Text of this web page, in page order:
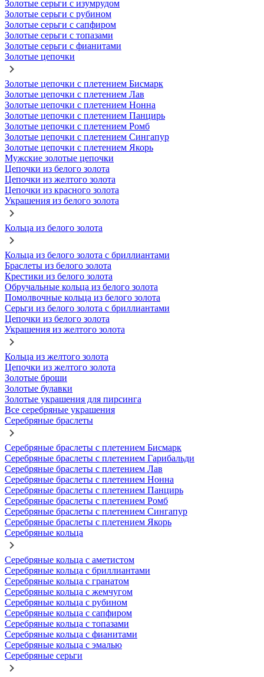
Золотые серьги с изумрудом
Золотые серьги с рубином
Золотые серьги с сапфиром
Золотые серьги с топазами
Золотые серьги с фианитами
Золотые цепочки
Золотые цепочки с плетением Бисмарк
Золотые цепочки с плетением Лав
Золотые цепочки с плетением Нонна
Золотые цепочки с плетением Панцирь
Золотые цепочки с плетением Ромб
Золотые цепочки с плетением Сингапур
Золотые цепочки с плетением Якорь
Мужские золотые цепочки
Цепочки из белого золота
Цепочки из желтого золота
Цепочки из красного золота
Украшения из белого золота
Кольца из белого золота
Кольца из белого золота с бриллиантами
Браслеты из белого золота
Крестики из белого золота
Обручальные кольца из белого золота
Помолвочные кольца из белого золота
Серьги из белого золота с бриллиантами
Цепочки из белого золота
Украшения из желтого золота
Кольца из желтого золота
Цепочки из желтого золота
Золотые броши
Золотые булавки
Золотые украшения для пирсинга
Все серебряные украшения
Серебряные браслеты
Серебряные браслеты с плетением Бисмарк
Серебряные браслеты с плетением Гарибальди
Серебряные браслеты с плетением Лав
Серебряные браслеты с плетением Нонна
Серебряные браслеты с плетением Панцирь
Серебряные браслеты с плетением Ромб
Серебряные браслеты с плетением Сингапур
Серебряные браслеты с плетением Якорь
Серебряные кольца
Серебряные кольца с аметистом
Серебряные кольца с бриллиантами
Серебряные кольца с гранатом
Серебряные кольца с жемчугом
Серебряные кольца с рубином
Серебряные кольца с сапфиром
Серебряные кольца с топазами
Серебряные кольца с фианитами
Серебряные кольца с эмалью
Серебряные серьги